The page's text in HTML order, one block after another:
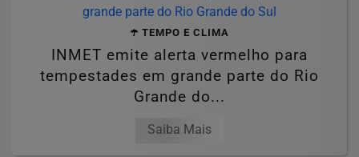
☂️ TEMPO E CLIMA
INMET emite alerta vermelho para
tempestades em grande parte do Rio
Grande do...
Saiba Mais